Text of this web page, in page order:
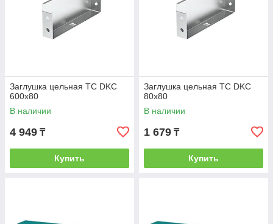
Заглушка цельная ТС DKC
600х80
В наличии
4 949 ₸
Купить
Заглушка цельная ТС DKC
80х80
В наличии
1 679 ₸
Купить